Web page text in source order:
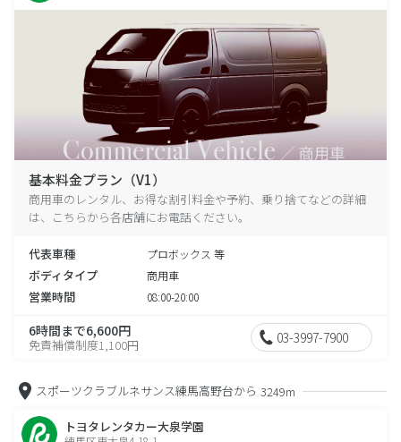
基本料金プラン（V1）
商用車のレンタル、お得な割引料金や予約、乗り捨てなどの詳細
は、こちらから各店舗にお電話ください。
代表車種 プロボックス 等
ボディタイプ 商用車
営業時間 08:00-20:00
6時間まで6,600円
免責補償制度1,100円 03-3997-7900
スポーツクラブルネサンス練馬高野台から 3249m
トヨタレンタカー大泉学園